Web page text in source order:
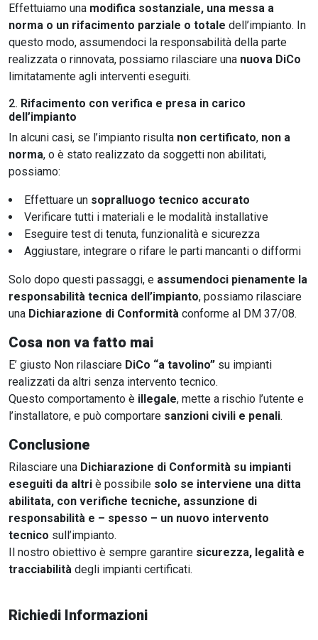
Effettuiamo una modifica sostanziale, una messa a
norma o un rifacimento parziale o totale dell’impianto. In
questo modo, assumendoci la responsabilità della parte
realizzata o rinnovata, possiamo rilasciare una nuova DiCo
limitatamente agli interventi eseguiti.
2. Rifacimento con verifica e presa in carico
dell’impianto
In alcuni casi, se l’impianto risulta non certificato, non a
norma, o è stato realizzato da soggetti non abilitati,
possiamo:
Effettuare un sopralluogo tecnico accurato
Verificare tutti i materiali e le modalità installative
Eseguire test di tenuta, funzionalità e sicurezza
Aggiustare, integrare o rifare le parti mancanti o difformi
Solo dopo questi passaggi, e assumendoci pienamente la
responsabilità tecnica dell’impianto, possiamo rilasciare
una Dichiarazione di Conformità conforme al DM 37/08.
Cosa non va fatto mai
E’ giusto Non rilasciare DiCo “a tavolino” su impianti
realizzati da altri senza intervento tecnico.
Questo comportamento è illegale, mette a rischio l’utente e
l’installatore, e può comportare sanzioni civili e penali.
Conclusione
Rilasciare una Dichiarazione di Conformità su impianti
eseguiti da altri è possibile solo se interviene una ditta
abilitata, con verifiche tecniche, assunzione di
responsabilità e – spesso – un nuovo intervento
tecnico sull’impianto.
Il nostro obiettivo è sempre garantire sicurezza, legalità e
tracciabilità degli impianti certificati.
Richiedi Informazioni